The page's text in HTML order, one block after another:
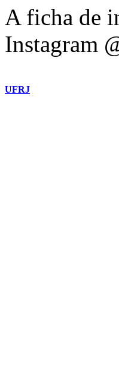
A ficha de
Instagram
UFRJ